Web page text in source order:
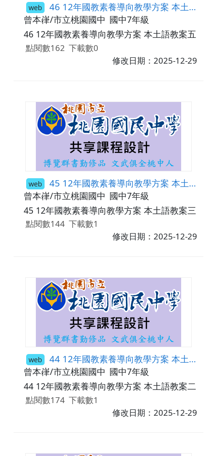
web 46 12年國教素養導向教學方案 本土語教案五
曾本嵂/市立桃園國中 國中7年級
46 12年國教素養導向教學方案 本土語教案五
點閱數162 下載數0
修改日期：2025-12-29
web 45 12年國教素養導向教學方案 本土語教案三
曾本嵂/市立桃園國中 國中7年級
45 12年國教素養導向教學方案 本土語教案三
點閱數144 下載數1
修改日期：2025-12-29
web 44 12年國教素養導向教學方案 本土語教案二
曾本嵂/市立桃園國中 國中7年級
44 12年國教素養導向教學方案 本土語教案二
點閱數174 下載數1
修改日期：2025-12-29